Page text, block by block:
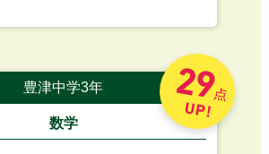
豊津中学3年
数学
29点
UP!